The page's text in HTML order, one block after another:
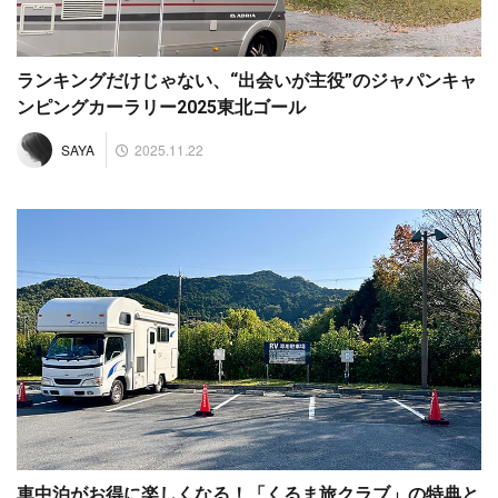
ランキングだけじゃない、“出会いが主役”のジャパンキャ
ンピングカーラリー2025東北ゴール
SAYA 2025.11.22